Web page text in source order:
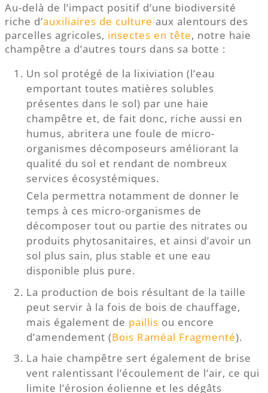
Au-delà de l’impact positif d’une biodiversité
riche d’auxiliaires de culture aux alentours des
parcelles agricoles, insectes en tête, notre haie
champêtre a d’autres tours dans sa botte :
Un sol protégé de la lixiviation (l’eau
emportant toutes matières solubles
présentes dans le sol) par une haie
champêtre et, de fait donc, riche aussi en
humus, abritera une foule de micro-
organismes décomposeurs améliorant la
qualité du sol et rendant de nombreux
services écosystémiques.
Cela permettra notamment de donner le
temps à ces micro-organismes de
décomposer tout ou partie des nitrates ou
produits phytosanitaires, et ainsi d’avoir un
sol plus sain, plus stable et une eau
disponible plus pure.
La production de bois résultant de la taille
peut servir à la fois de bois de chauffage,
mais également de paillis ou encore
d’amendement (Bois Raméal Fragmenté).
La haie champêtre sert également de brise
vent ralentissant l’écoulement de l’air, ce qui
limite l’érosion éolienne et les dégâts